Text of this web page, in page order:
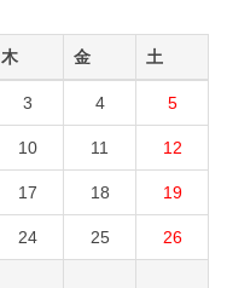
木 金 土
3 4 5
10 11 12
17 18 19
24 25 26